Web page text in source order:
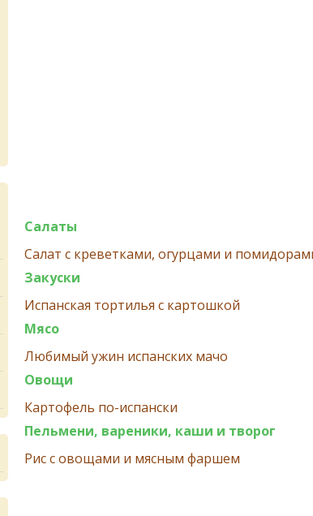
Салаты
Салат с креветками, огурцами и
Закуски
Испанская тортилья с картошкой
Мясо
Любимый ужин испанских мачо
Овощи
Картофель по-испански
Пельмени, вареники, каши и творог
Рис с овощами и мясным фаршем